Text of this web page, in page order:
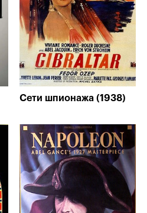
Сети шпионажа (1938)